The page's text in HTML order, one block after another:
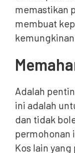
memastikan
membuat
Adalah
ini adalah
dan tidak
permohonan
Kos lain